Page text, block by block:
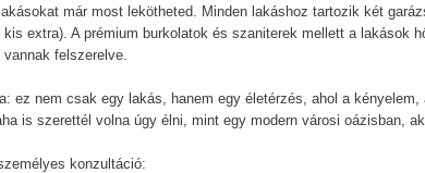
már most lekötheted. Minden lakáshoz tartozik két
extra). A prémium burkolatok és szaniterek mellett a lakások
felszerelve.
ez nem csak egy lakás, hanem egy életérzés, ahol a
is szerettél volna úgy élni, mint egy modern városi oázisban,
konzultáció: